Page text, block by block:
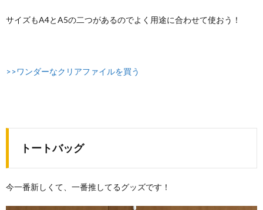
サイズもA4とA5の二つがあるのでよく用途に合わせて使おう！
>>ワンダーなクリアファイルを買う
トートバッグ
今一番新しくて、一番推してるグッズです！